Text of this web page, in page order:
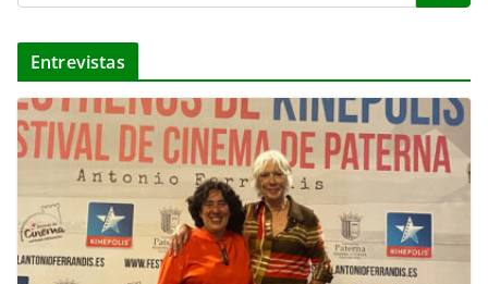
Entrevistas